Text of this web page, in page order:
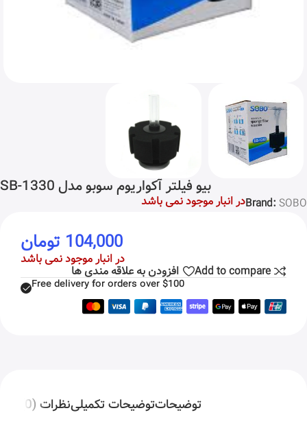
بیو فیلتر آکواریوم سوبو مدل SB-1330
Brand: SOBO در انبار موجود نمی باشد
104,000 تومان
در انبار موجود نمی باشد
Add to compare افزودن به علاقه مندی ها
Free delivery for orders over $100
توضیحاتتوضیحات تکمیلینظرات (0)